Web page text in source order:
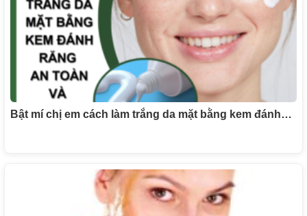
Bật mí chị em cách làm trắng da mặt bằng kem đánh…